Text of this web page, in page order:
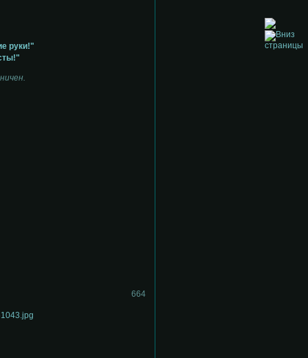
руки!"
664